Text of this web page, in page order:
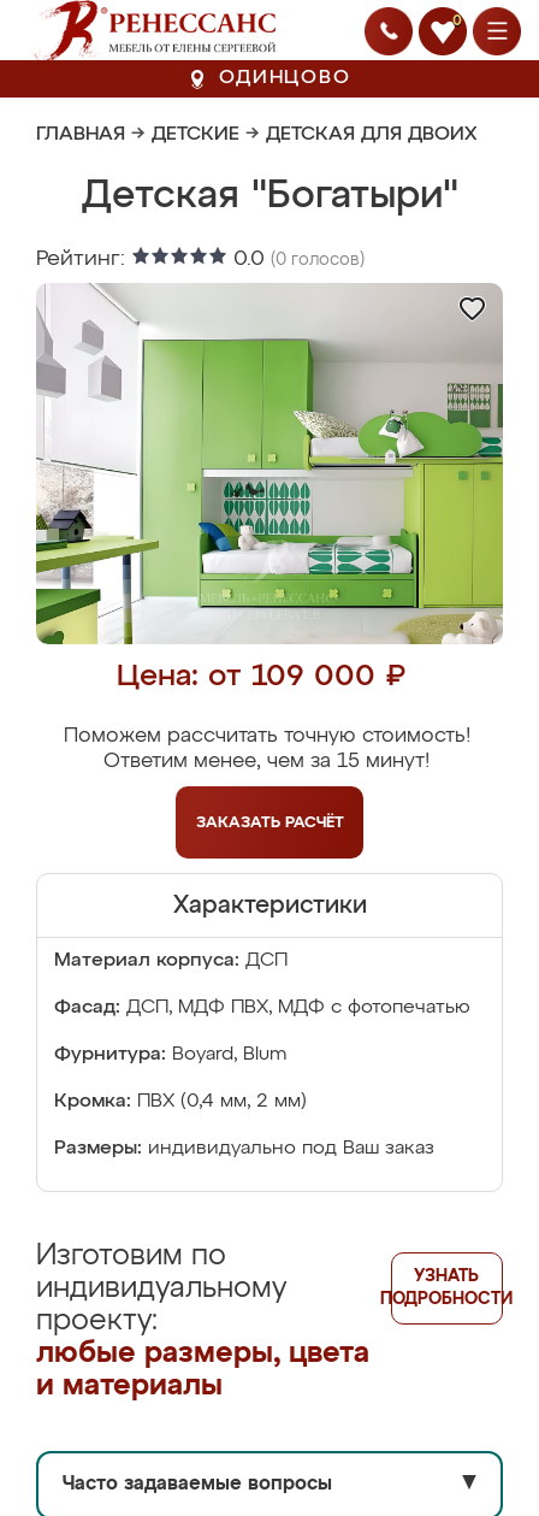
0
ОДИНЦОВО
ГЛАВНАЯ → ДЕТСКИЕ → ДЕТСКАЯ ДЛЯ ДВОИХ
Детская "Богатыри"
Рейтинг: 0.0 (0 голосов)
Цена: от 109 000 ₽
Поможем рассчитать точную стоимость!
Ответим менее, чем за 15 минут!
ЗАКАЗАТЬ РАСЧЁТ
Характеристики
Материал корпуса: ДСП
Фасад: ДСП, МДФ ПВХ, МДФ с фотопечатью
Фурнитура: Boyard, Blum
Кромка: ПВХ (0,4 мм, 2 мм)
Размеры: индивидуально под Ваш заказ
Изготовим по
индивидуальному
проекту:
любые размеры, цвета
и материалы
УЗНАТЬ
ПОДРОБНОСТИ
Часто задаваемые вопросы ▼